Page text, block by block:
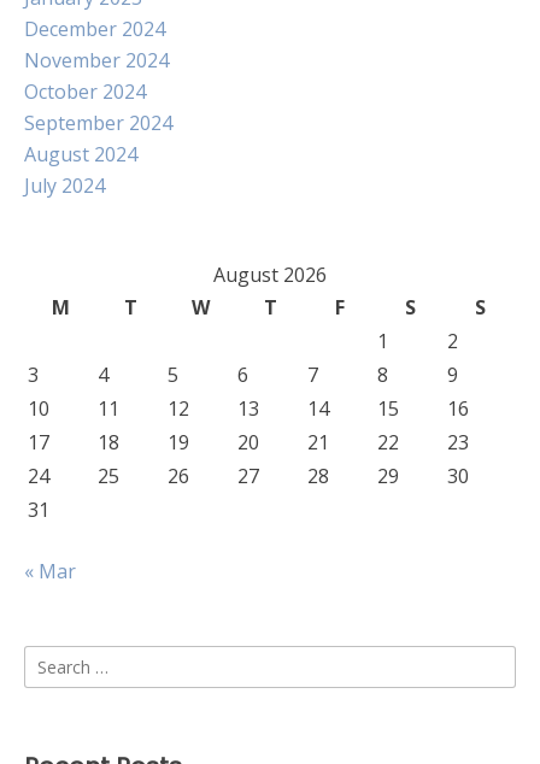
December 2024
November 2024
October 2024
September 2024
August 2024
July 2024
August 2026
M
T W T F S
S
1
2
3
4 5 6 7 8
9
10
11 12 13 14 15
16
17
18 19 20 21 22
23
24
25 26 27 28 29
30
31
« Mar
Search
for: